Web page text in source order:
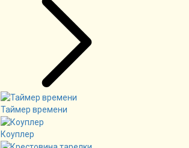
Таймер времени
Коуплер